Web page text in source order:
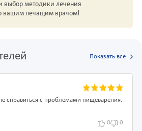
выбор методики лечения
вашим лечащим врачом!
Показать все
справиться с проблемами пищеварения.
0 0